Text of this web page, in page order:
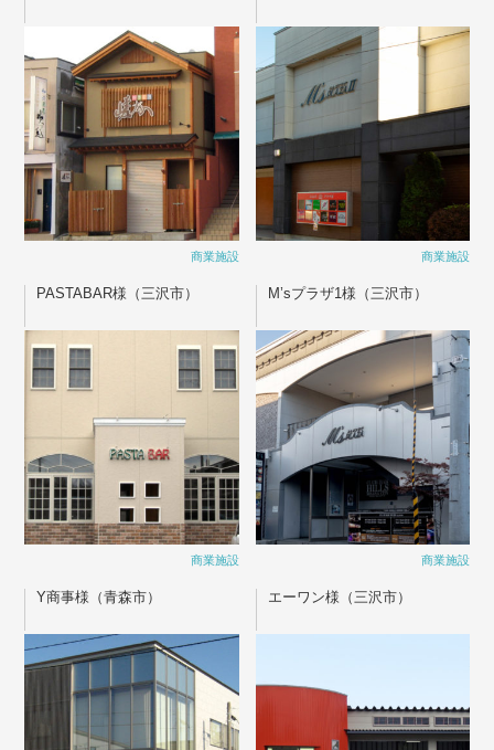
商業施設 商業施設
PASTABAR様（三沢市）
商業施設
M’sプラザ1様（三沢市）
商業施設
Y商事様（青森市） エーワン様（三沢市）